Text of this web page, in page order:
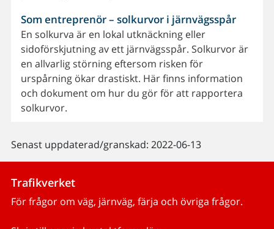
Som entreprenör – solkurvor i järnvägsspår
En solkurva är en lokal utknäckning eller
sidoförskjutning av ett järnvägsspår. Solkurvor är
en allvarlig störning eftersom risken för
urspårning ökar drastiskt. Här finns information
och dokument om hur du gör för att rapportera
solkurvor.
Senast uppdaterad/granskad: 2022-06-13
Trafikverket
För frågor om väg, järnväg, färja och övriga frågor.